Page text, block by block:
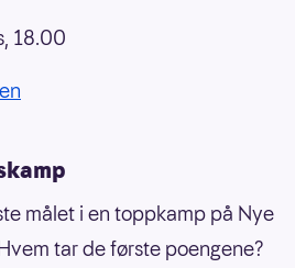
18.00
målet i en toppkamp på Nye
tar de første poengene?